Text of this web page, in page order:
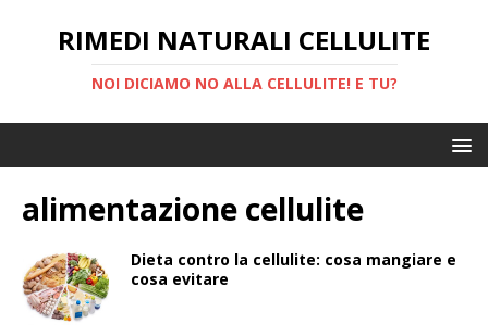
RIMEDI NATURALI CELLULITE
NOI DICIAMO NO ALLA CELLULITE! E TU?
alimentazione cellulite
Dieta contro la cellulite: cosa mangiare e
cosa evitare